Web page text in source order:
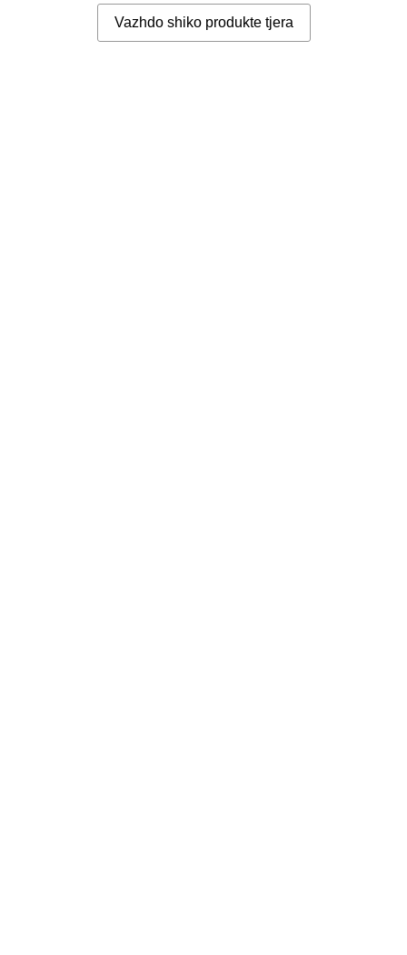
Vazhdo shiko produkte tjera